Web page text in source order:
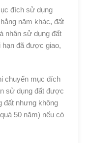
đích sử dụng
năm khác, đất
nhân sử dụng đất
đã được giao,
chuyển mục đích
sử dụng đất được
đất nhưng không
50 năm) nếu có